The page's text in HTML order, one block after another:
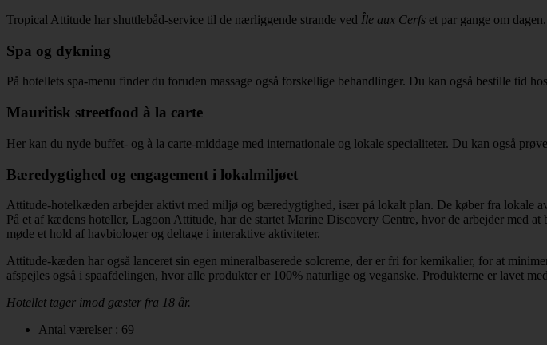
Tropical Attitude har shuttlebåd-service til de nærliggende strande ved Île aux Cerfs et par gange om dagen.
Spa og dykning
På hotellets spa-menu finder du foruden massage også forskellige behandlinger. Du kan også bestille tid
Mauritisk streetfood à la carte
Her kan du nyde buffet- og à la carte-middage med internationale og lokale specialiteter. Du kan også
Bæredygtighed og engagement i lokalmiljøet
Attitude-hotelkæden arbejder aktivt med miljø og bæredygtighed, især på lokalt plan. De køber fra lokale
På et af kædens hoteller, Lagoon Attitude, har de startet Marine Discovery Centre, hvor de arbejder med
møde et hold af havbiologer og deltage i interaktive aktiviteter.
Attitude-kæden har også lanceret sin egen mineralbaserede solcreme, der er fri for kemikalier, for at
afspejles også i spaafdelingen, hvor alle produkter er 100% naturlige og veganske. Produkterne er lavet
Hotellet tager imod gæster fra 18 år.
Antal værelser : 69